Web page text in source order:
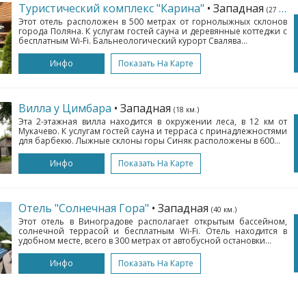
Туристический комплекс "Карина" • Западная (27 км.)
Этот отель расположен в 500 метрах от горнолыжных склонов
города Поляна. К услугам гостей сауна и деревянные коттеджи с
бесплатным Wi-Fi. Бальнеологический курорт Свалява...
Инфо
Показать На Карте
Вилла у Цимбара • Западная (18 км.)
Эта 2-этажная вилла находится в окружении леса, в 12 км от
Мукачево. К услугам гостей сауна и терраса с принадлежностями
для барбекю. Лыжные склоны горы Синяк расположены в 600...
Инфо
Показать На Карте
Отель "Солнечная Гора" • Западная (40 км.)
Этот отель в Виноградове располагает открытым бассейном,
солнечной террасой и бесплатным Wi-Fi. Отель находится в
удобном месте, всего в 300 метрах от автобусной остановки...
Инфо
Показать На Карте